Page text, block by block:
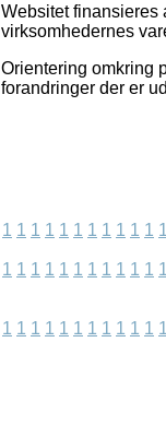
Websitet finansieres
virksomhedernes
Orientering omkring
forandringer der er
1 1 1 1 1 1 1 1 1 1 1 1
1 1 1 1 1 1 1 1 1 1 1 1
1 1 1 1 1 1 1 1 1 1 1 1